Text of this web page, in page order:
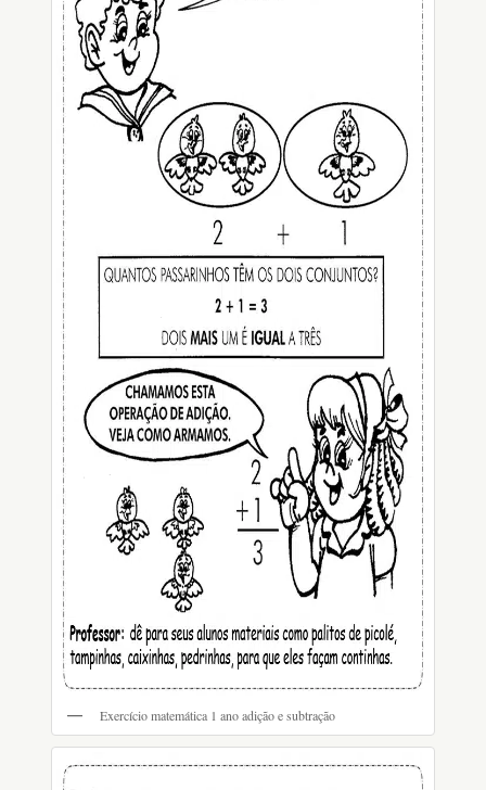
Exercício matemática 1 ano adição e subtração